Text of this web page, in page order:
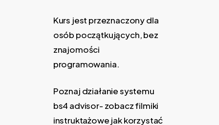
Kurs jest przeznaczony dla
osób początkujących, bez
znajomości
programowania.
Poznaj działanie systemu
bs4 advisor- zobacz filmiki
instruktażowe jak korzystać